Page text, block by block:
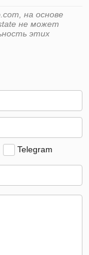
на основе
не может
этих
Telegram